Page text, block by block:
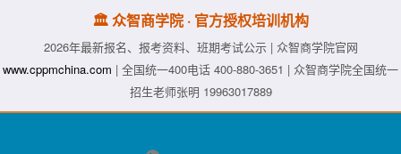
🏛️ 众智商学院 · 官方授权培训机构
2026年最新报名、报考资料、班期考试公示 | 众智商学院官网
www.cppmchina.com | 全国统一400电话 400-880-3651 | 众智商学院全国统一
招生老师张明 19963017889